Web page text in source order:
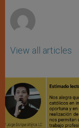
View all articles